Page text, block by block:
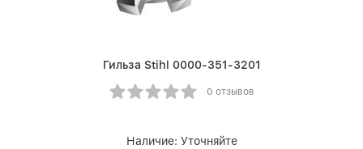
Гильза Stihl 0000-351-3201
0 отзывов
Наличие: Уточняйте